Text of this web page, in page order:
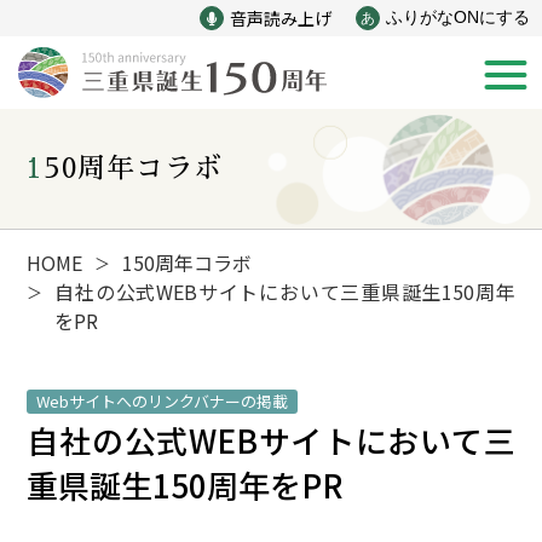
音声読み上げ あ ふりがなONにする
新着情報
みえ150年の歩み
災害
産業 自然と文化
インフラ 偉人
150周年コラボ
HOME ＞ 150周年コラボ
＞
自社の公式WEBサイトにおいて三重県誕生150周年
をPR
Webサイトへのリンクバナーの掲載
自社の公式WEBサイトにおいて三
重県誕生150周年をPR